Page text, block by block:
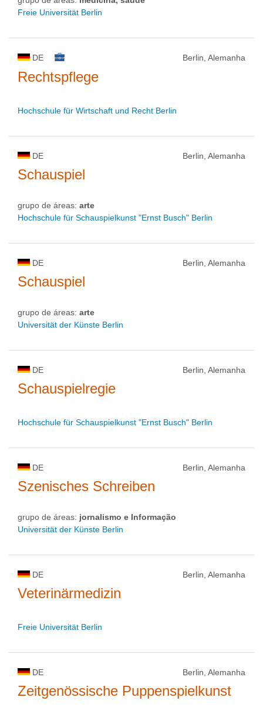
Freie Universität Berlin
DE Berlin, Alemanha
Rechtspflege
Hochschule für Wirtschaft und Recht Berlin
DE Berlin, Alemanha
Schauspiel
grupo de áreas: arte
Hochschule für Schauspielkunst "Ernst Busch" Berlin
DE Berlin, Alemanha
Schauspiel
grupo de áreas: arte
Universität der Künste Berlin
DE Berlin, Alemanha
Schauspielregie
Hochschule für Schauspielkunst "Ernst Busch" Berlin
DE Berlin, Alemanha
Szenisches Schreiben
grupo de áreas: jornalismo e Informação
Universität der Künste Berlin
DE Berlin, Alemanha
Veterinärmedizin
Freie Universität Berlin
DE Berlin, Alemanha
Zeitgenössische Puppenspielkunst